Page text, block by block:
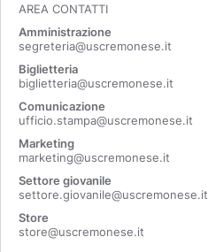
AREA CONTATTI
Amministrazione
segreteria@uscremonese.it
Biglietteria
biglietteria@uscremonese.it
Comunicazione
ufficio.stampa@uscremonese.it
Marketing
marketing@uscremonese.it
Settore giovanile
settore.giovanile@uscremonese.it
Store
store@uscremonese.it